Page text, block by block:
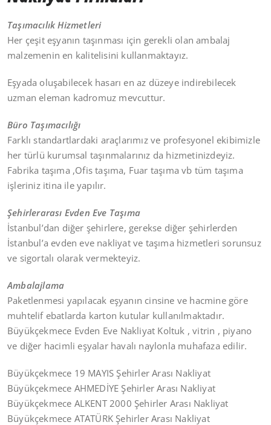
Taşımacılık Hizmetleri
Her çeşit eşyanın taşınması için gerekli olan ambalaj
malzemenin en kalitelisini kullanmaktayız.
Eşyada oluşabilecek hasarı en az düzeye indirebilecek
uzman eleman kadromuz mevcuttur.
Büro Taşımacılığı
Farklı standartlardaki araçlarımız ve profesyonel ekibimizle
her türlü kurumsal taşınmalarınız da hizmetinizdeyiz.
Fabrika taşıma ,Ofis taşıma, Fuar taşıma vb tüm taşıma
işleriniz itina ile yapılır.
Şehirlerarası Evden Eve Taşıma
İstanbul’dan diğer şehirlere, gerekse diğer şehirlerden
İstanbul’a evden eve nakliyat ve taşıma hizmetleri sorunsuz
ve sigortalı olarak vermekteyiz.
Ambalajlama
Paketlenmesi yapılacak eşyanın cinsine ve hacmine göre
muhtelif ebatlarda karton kutular kullanılmaktadır.
Büyükçekmece Evden Eve Nakliyat Koltuk , vitrin , piyano
ve diğer hacimli eşyalar havalı naylonla muhafaza edilir.
Büyükçekmece 19 MAYIS Şehirler Arası Nakliyat
Büyükçekmece AHMEDİYE Şehirler Arası Nakliyat
Büyükçekmece ALKENT 2000 Şehirler Arası Nakliyat
Büyükçekmece ATATÜRK Şehirler Arası Nakliyat